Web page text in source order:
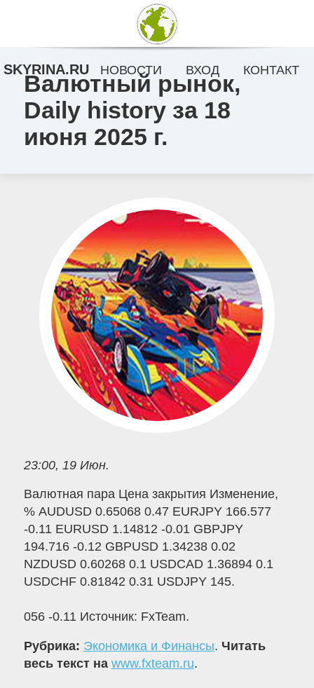
Валютный рынок,
Daily history за 18
июня 2025 г.
23:00, 19 Июн.
Валютная пара Цена закрытия Изменение,
% AUDUSD 0.65068 0.47 EURJPY 166.577
-0.11 EURUSD 1.14812 -0.01 GBPJPY
194.716 -0.12 GBPUSD 1.34238 0.02
NZDUSD 0.60268 0.1 USDCAD 1.36894 0.1
USDCHF 0.81842 0.31 USDJPY 145.
056 -0.11 Источник: FxTeam.
Рубрика: Экономика и Финансы. Читать
весь текст на www.fxteam.ru.
SKYRINA.RU НОВОСТИ ВХОД КОНТАКТ